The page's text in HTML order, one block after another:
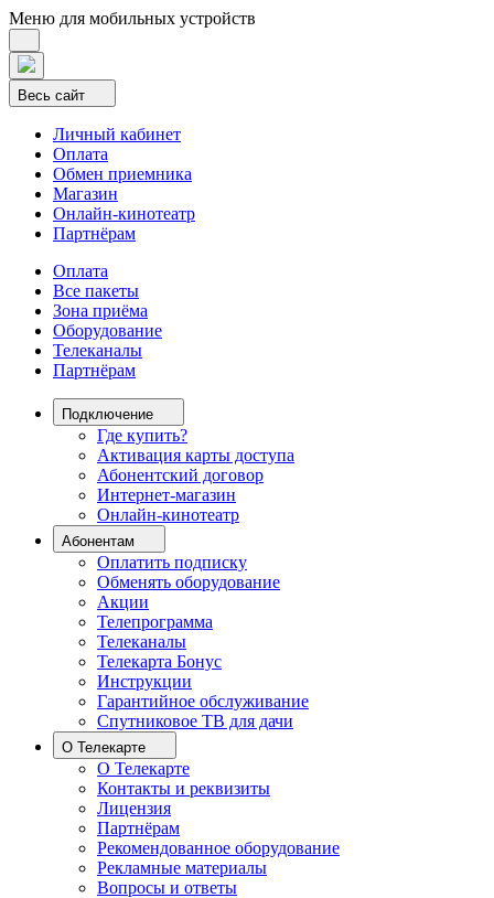
Меню для мобильных устройств
Весь сайт
Личный кабинет
Оплата
Обмен приемника
Магазин
Онлайн-кинотеатр
Партнёрам
Оплата
Все пакеты
Зона приёма
Оборудование
Телеканалы
Партнёрам
Подключение
Где купить?
Активация карты доступа
Абонентский договор
Интернет-магазин
Онлайн-кинотеатр
Абонентам
Оплатить подписку
Обменять оборудование
Акции
Телепрограмма
Телеканалы
Телекарта Бонус
Инструкции
Гарантийное обслуживание
Спутниковое ТВ для дачи
О Телекарте
О Телекарте
Контакты и реквизиты
Лицензия
Партнёрам
Рекомендованное оборудование
Рекламные материалы
Вопросы и ответы